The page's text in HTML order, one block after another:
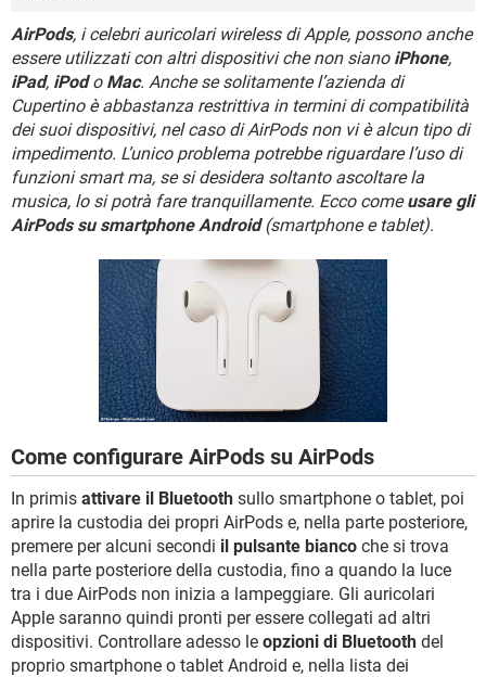
HARDWARE
INSTAGRAM WHATSAPP
TIKTOK FACEBOOK
HARDWARE
iOS WINDOWS 10
INSTAGRAM WHATSAPP
TIKTOK FACEBOOK
HARDWARE
COVID-19 GAMING
INTRATTENIMENTO ANDROID
iOS WINDOWS 10
INSTAGRAM WHATSAPP
TIKTOK FACEBOOK
HARDWARE
AirPods, i celebri auricolari wireless di Apple, possono anche
essere utilizzati con altri dispositivi che non siano iPhone,
iPad, iPodo Mac. Anche se solitamente l’azienda di
Cupertino è abbastanza restrittiva in termini di compatibilità
dei suoi dispositivi, nel caso di AirPods non vi è alcun tipo di
impedimento. L’unico problema potrebbe riguardare l’uso di
funzioni smart ma, se si desidera soltanto ascoltare la
musica, lo si potrà fare tranquillamente. Ecco comeusare gli
AirPods su smartphone Android(smartphone e tablet).
Come configurare AirPods su AirPods
In primis attivare il Bluetooth sullo smartphone o tablet, poi
aprire la custodia dei propri AirPods e, nella parte posteriore,
premere per alcuni secondi il pulsante bianco che si trova
nella parte posteriore della custodia, fino a quando la luce
tra i due AirPods non inizia a lampeggiare. Gli auricolari
Apple saranno quindi pronti per essere collegati ad altri
dispositivi. Controllare adesso le opzioni di Bluetooth del
proprio smartphone o tablet Android e, nella lista dei